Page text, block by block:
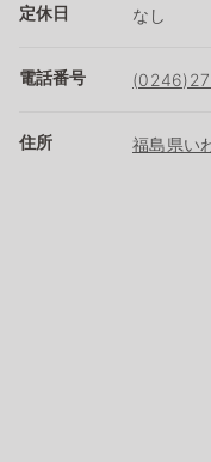
定休日 なし
電話番号
住所 福島県い